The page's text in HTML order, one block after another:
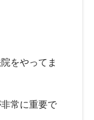
をやってま
常に重要で